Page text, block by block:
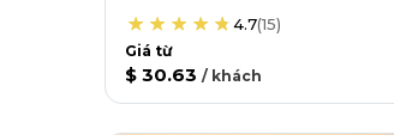
4.7(15)
Giá từ
$ 30.63 / khách